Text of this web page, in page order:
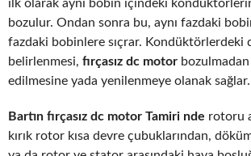
ilk olarak aynı bobin içindeki
bozulur. Ondan sonra bu, aynı fazdaki
fazdaki bobinlere sıçrar. Kondüktörlerdeki
belirlenmesi, fırçasız dc motor
edilmesine yada yenilenmeye olanak sağlar.
Bartın fırçasız dc motor Tamiri nde rotoru
kırık rotor kısa devre çubuklarından,